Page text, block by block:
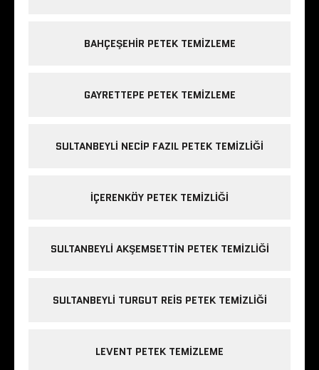
BAHÇEŞEHIR PETEK TEMIZLEME
GAYRETTEPE PETEK TEMIZLEME
SULTANBEYLI NECIP FAZIL PETEK TEMIZLIĞI
IÇERENKÖY PETEK TEMIZLIĞI
SULTANBEYLI AKŞEMSETTIN PETEK TEMIZLIĞI
SULTANBEYLI TURGUT REIS PETEK TEMIZLIĞI
LEVENT PETEK TEMIZLEME